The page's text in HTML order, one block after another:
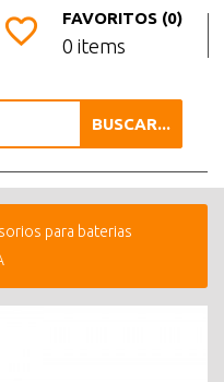
FAVORITOS (0)
0 items
BUSCAR...
para baterias